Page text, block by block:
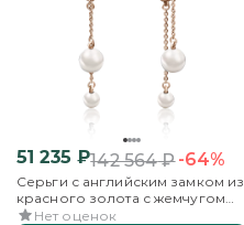
51 235 ₽142 564₽-64%
Серьги с английским замком из
красного золота с жемчугом
культивированным
Нет оценок